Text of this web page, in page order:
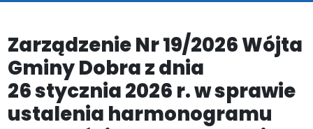
Zarządzenie Nr 19/2026 Wójta
Gminy Dobra z dnia
26 stycznia 2026 r. w sprawie
ustalenia harmonogramu